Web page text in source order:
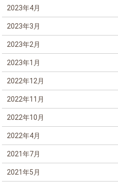
2023年4月
2023年3月
2023年2月
2023年1月
2022年12月
2022年11月
2022年10月
2022年4月
2021年7月
2021年5月